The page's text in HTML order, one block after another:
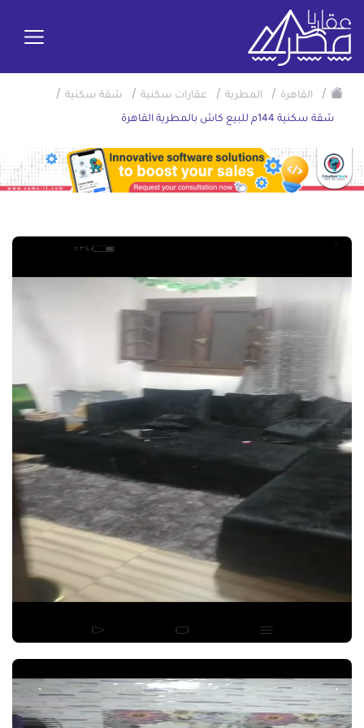
/ القاهرة / المطرية / عقارات سكنية / شقة سكنية /
شقة سكنية 144م للبيع كاش بالمطرية القاهرة